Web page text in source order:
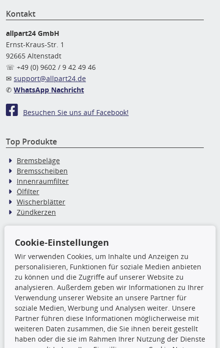
Kontakt
allpart24 GmbH
Ernst-Kraus-Str. 1
92665 Altenstadt
☏ +49 (0) 9602 / 9 42 49 46
✉ support@allpart24.de
✆ WhatsApp Nachricht
Besuchen Sie uns auf Facebook!
Top Produkte
Bremsbeläge
Bremsscheiben
Innenraumfilter
Ölfilter
Wischerblätter
Zündkerzen
TecDoc Inside
Die hier angezeigten Daten,
insbesondere die gesamte Datenbank,
dürfen nicht kopiert werden. Es ist zu
unterlassen, die Daten oder die gesamte Datenbank ohne
vorherige Zustimmung TecDocs zu vervielfältigen, zu
verbreiten und/oder diese Handlungen durch Dritte ausführen
zu lassen. Ein Zuwiderhandeln stellt eine
Urheberrechtsverletzung dar und wird verfolgt.
Cookie-Einstellungen
Wir verwenden Cookies, um Inhalte und Anzeigen zu
personalisieren, Funktionen für soziale Medien anbieten
zu können und die Zugriffe auf unserer Website zu
analysieren. Außerdem geben wir Informationen zu Ihrer
Verwendung unserer Website an unsere Partner für
soziale Medien, Werbung und Analysen weiter. Unsere
Partner führen diese Informationen möglicherweise mit
weiteren Daten zusammen, die Sie ihnen bereit gestellt
haben oder die sie im Rahmen Ihrer Nutzung der Dienste